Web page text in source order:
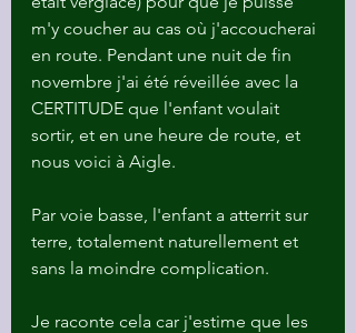
m'y coucher au cas où j'accoucherai
en route. Pendant une nuit de fin
novembre j'ai été réveillée avec la
CERTITUDE que l'enfant voulait
sortir, et en une heure de route, et
nous voici à Aigle.
Par voie basse, l'enfant a atterrit sur
terre, totalement naturellement et
sans la moindre complication.
Je raconte cela car j'estime que les